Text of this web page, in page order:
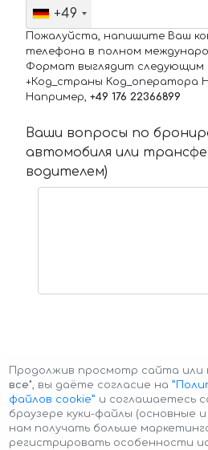
+49
Пожалуйста, напишите Ваш
телефона в полном
Формат выглядит следующим
+Код_страны Код_оператора
Например, +49 176 22366899
Ваши вопросы по
автомобиля или
водителем)
Продолжив просмотр сайта или
все", вы даёте согласие на
файлов cookie” и соглашаетесь
браузере куки-файлы (основные
нам получать больше
регистрировать особенности